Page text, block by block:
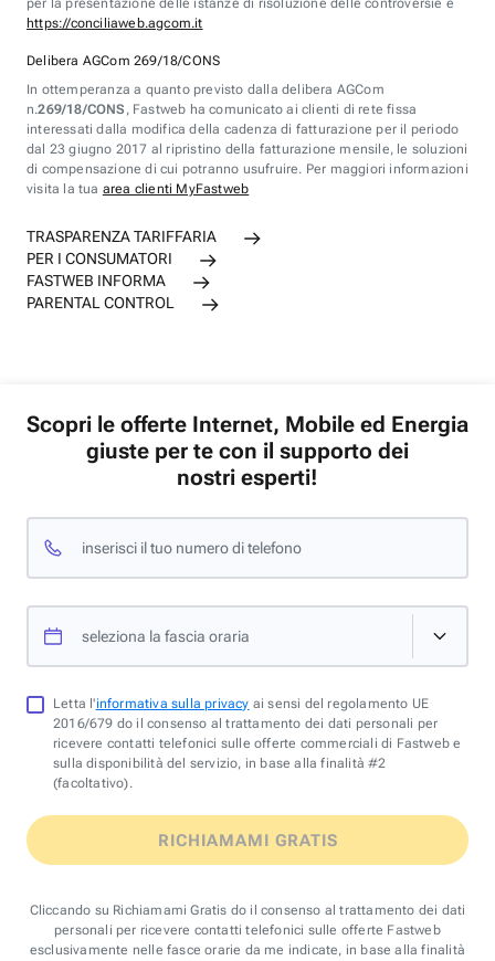
per la presentazione delle istanze di risoluzione delle controversie è
https://conciliaweb.agcom.it
Delibera AGCom 269/18/CONS
In ottemperanza a quanto previsto dalla delibera AGCom
n.269/18/CONS , Fastweb ha comunicato ai clienti di rete fissa
interessati dalla modifica della cadenza di fatturazione per il periodo
dal 23 giugno 2017 al ripristino della fatturazione mensile, le soluzioni
di compensazione di cui potranno usufruire. Per maggiori informazioni
visita la tua area clienti MyFastweb
TRASPARENZA TARIFFARIA
PER I CONSUMATORI
FASTWEB INFORMA
PARENTAL CONTROL
Scopri le offerte Internet, Mobile ed Energia
giuste per te con il supporto dei
nostri esperti!
inserisci il tuo numero di telefono
seleziona la fascia oraria
Letta l'informativa sulla privacy ai sensi del regolamento UE
2016/679 do il consenso al trattamento dei dati personali per
ricevere contatti telefonici sulle offerte commerciali di Fastweb e
sulla disponibilità del servizio, in base alla finalità #2
(facoltativo).
RICHIAMAMI GRATIS
Cliccando su Richiamami Gratis do il consenso al trattamento dei dati
personali per ricevere contatti telefonici sulle offerte Fastweb
esclusivamente nelle fasce orarie da me indicate, in base alla finalità